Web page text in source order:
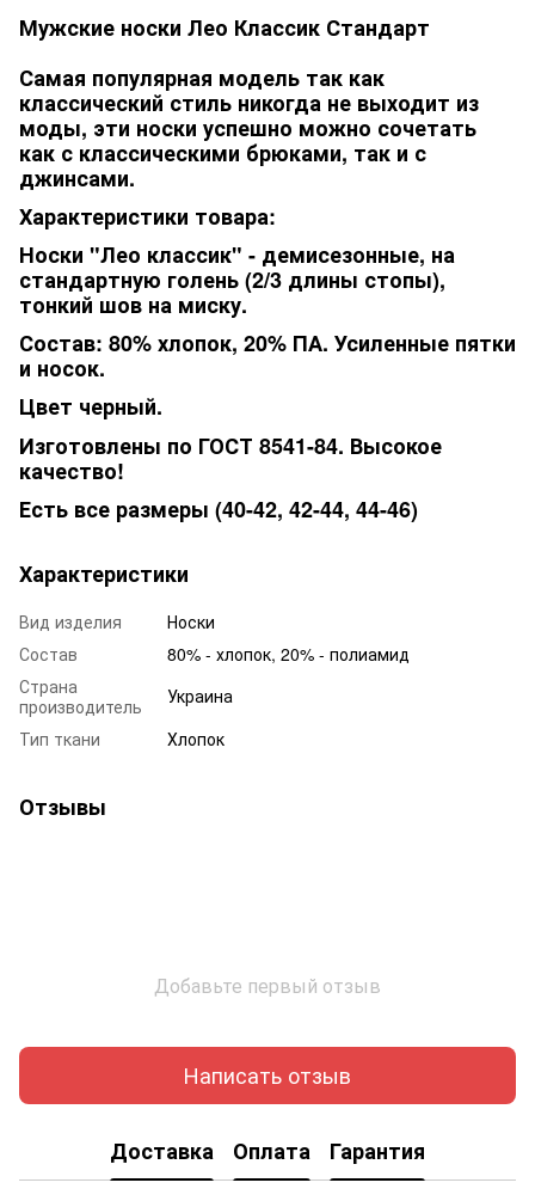
Мужские носки Лео Классик Стандарт
Самая популярная модель так как
классический стиль никогда не выходит из
моды, эти носки успешно можно сочетать
как с классическими брюками, так и с
джинсами.
Характеристики товара:
Носки "Лео классик" - демисезонные, на
стандартную голень (2/3 длины стопы),
тонкий шов на миску.
Состав: 80% хлопок, 20% ПА. Усиленные пятки
и носок.
Цвет черный.
Изготовлены по ГОСТ 8541-84. Высокое
качество!
Есть все размеры (40-42, 42-44, 44-46)
Характеристики
Вид изделия
Носки
Состав
80% - хлопок, 20% - полиамид
Страна
производитель
Украина
Тип ткани
Хлопок
Отзывы
Добавьте первый отзыв
Написать отзыв
Доставка Оплата Гарантия